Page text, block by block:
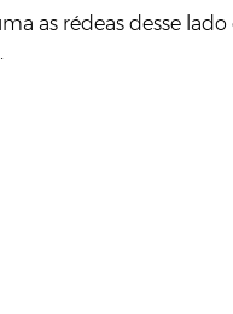
as rédeas desse